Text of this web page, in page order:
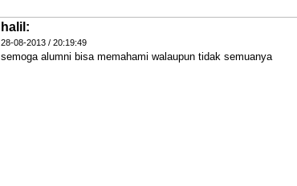
halil:
28-08-2013 / 20:19:49
semoga alumni bisa memahami walaupun tidak semuanya